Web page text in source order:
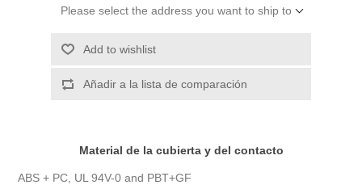
Please select the address you want to ship to
Add to wishlist
Añadir a la lista de comparación
Material de la cubierta y del contacto
ABS + PC, UL 94V-0 and PBT+GF